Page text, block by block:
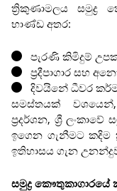
ත්‍රිකුණාමලය සමුද්‍ර
භාණ්ඩ අතර:
පැරණි කිමිදුම්
ප්‍රදීපාගාර සහ
දිවයිනේ ධීවර
සමස්තයක් වශයෙන්,
ප්‍රදර්ශන, ශ්‍රී
ඉගෙන ගැනීමට කදිම
ඉතිහාසය ගැන
සමුද්‍ර කෞතුකාගාරයේ